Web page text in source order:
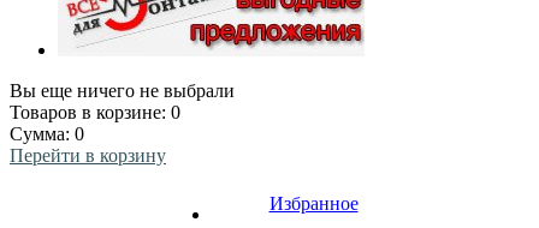
Вы еще ничего не выбрали
Товаров в корзине: 0
Сумма: 0
Перейти в корзину
Избранное